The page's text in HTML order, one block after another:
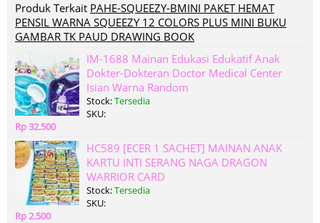
Produk Terkait PAHE-SQUEEZY-BMINI PAKET HEMAT
PENSIL WARNA SQUEEZY 12 COLORS PLUS MINI BUKU
GAMBAR TK PAUD DRAWING BOOK
IM-1688 Mainan Edukasi Edukatif Anak
Dokter-Dokteran Doctor Medical Center
Isian Warna Random
Stock:Tersedia
SKU:
Rp 32.500
HC589 [ECER 1 SACHET] MAINAN ANAK
KARTU INTI SERANG NAGA DRAGON
WARRIOR CARD
Stock:Tersedia
SKU:
Rp 2.500